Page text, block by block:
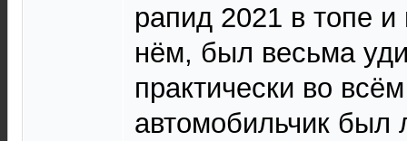
рапид 2021 в топе
нём, был весьма
практически во
автомобильчик был